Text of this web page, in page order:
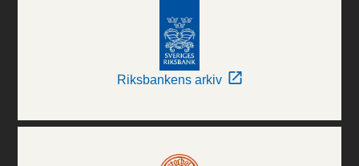
Riksbankens arkiv